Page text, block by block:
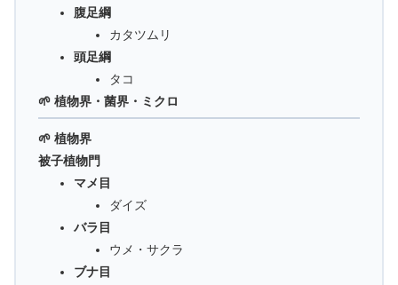
腹足綱
カタツムリ
頭足綱
タコ
🌱 植物界・菌界・ミクロ
🌱 植物界
被子植物門
マメ目
ダイズ
バラ目
ウメ・サクラ
ブナ目